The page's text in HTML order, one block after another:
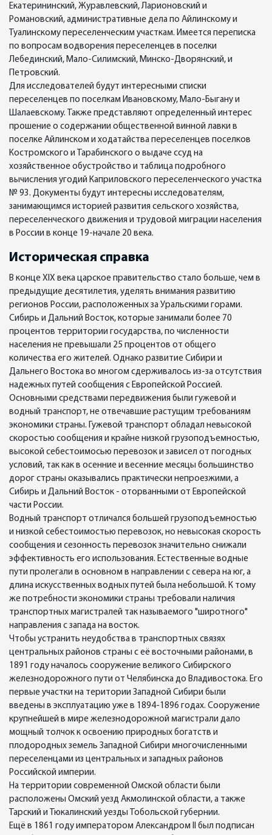
Екатерининский, Журавлевский, Ларионовский и
Романовский, административные дела по Айлинскому и
Туалинскому переселенческим участкам. Имеется переписка
по вопросам водворения переселенцев в поселки
Лебединский, Мало-Силимский, Минско-Дворянский, и
Петровский.
Для исследователей будут интересными списки
переселенцев по поселкам Ивановскому, Мало-Быгану и
Шалаевскому. Также представляют определенный интерес
прошение о содержании общественной винной лавки в
поселке Айлинском и ходатайства переселенцев поселков
Костромского и Тарабинского о выдаче ссуд на
хозяйственное обустройство и таблица подробного
вычисления угодий Каприловского переселенческого участка
№ 93. Документы будут интересны исследователям,
занимающимся историей развития сельского хозяйства,
переселенческого движения и трудовой миграции населения
в России в конце 19-начале 20 века.
Историческая справка
В конце XIX века царское правительство стало больше, чем в
предыдущие десятилетия, уделять внимания развитию
регионов России, расположенных за Уральскими горами.
Сибирь и Дальний Восток, которые занимали более 70
процентов территории государства, по численности
населения не превышали 25 процентов от общего
количества его жителей. Однако развитие Сибири и
Дальнего Востока во многом сдерживалось из-за отсутствия
надежных путей сообщения с Европейской Россией.
Основными средствами передвижения были гужевой и
водный транспорт, не отвечавшие растущим требованиям
экономики страны. Гужевой транспорт обладал невысокой
скоростью сообщения и крайне низкой грузоподъемностью,
высокой себестоимосью перевозок и зависел от погодных
условий, так как в осенние и весенние месяцы большинство
дорог страны оказывались практически непроезжими, а
Сибирь и Дальний Восток - оторванными от Европейской
части России.
Водный транспорт отличался большей грузоподъемностью
и низкой себестоимостью перевозок, но невысокая скорость
сообщения и сезонность перевозок значительно снижали
эффективность его использования. Естественные водные
пути пролегали в основном в направлении с севера на юг, а
длина искусственных водных путей была небольшой. К тому
же потребности экономики страны требовали наличия
транспортных магистралей так называемого "широтного"
направления с запада на восток.
Чтобы устранить неудобства в транспортных связях
центральных районов страны с её восточными районами, в
1891 году началось сооружение великого Сибирского
железнодорожного пути от Челябинска до Владивостока. Его
первые участки на територии Западной Сибири были
введены в эксплуатацию уже в 1894-1896 годах. Сооружение
крупнейшей в мире железнодорожной магистрали дало
мощный толчок к освоению природных богатств и
плодородных земель Западной Сибири многочисленными
переселенцами из центральных и западных районов
Российской империи.
На территории современной Омской области были
расположены Омский уезд Акмолинской области, а также
Тарский и Тюкалинский уезды Тобольской губернии.
Ещё в 1861 году императором Александром II был подписан